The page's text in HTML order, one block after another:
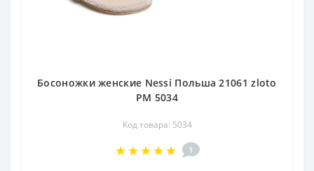
Босоножки женские Nessi Польша 21061 zloto
PM 5034
Код товара: 5034
1